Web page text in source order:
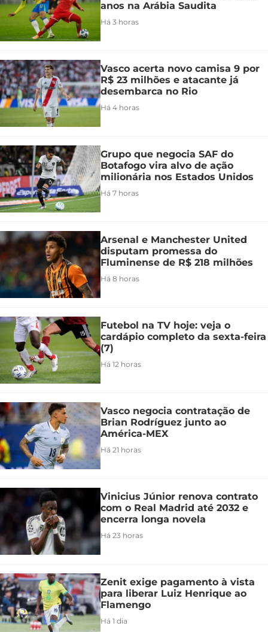
anos na Arábia Saudita
Há 3 horas
Vasco acerta novo camisa 9 por
R$ 23 milhões e atacante já
desembarca no Rio
Há 4 horas
Grupo que negocia SAF do
Botafogo vira alvo de ação
milionária nos Estados Unidos
Há 7 horas
Arsenal e Manchester United
disputam promessa do
Fluminense de R$ 218 milhões
Há 8 horas
Futebol na TV hoje: veja o
cardápio completo da sexta-feira
(7)
Há 12 horas
Vasco negocia contratação de
Brian Rodríguez junto ao
América-MEX
Há 21 horas
Vinicius Júnior renova contrato
com o Real Madrid até 2032 e
encerra longa novela
Há 23 horas
Zenit exige pagamento à vista
para liberar Luiz Henrique ao
Flamengo
Há 1 dia